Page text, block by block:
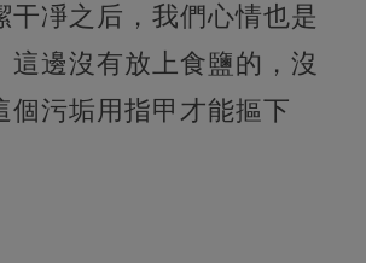
干凈之后，我們心情也是
這邊沒有放上食鹽的，沒
個污垢用指甲才能摳下